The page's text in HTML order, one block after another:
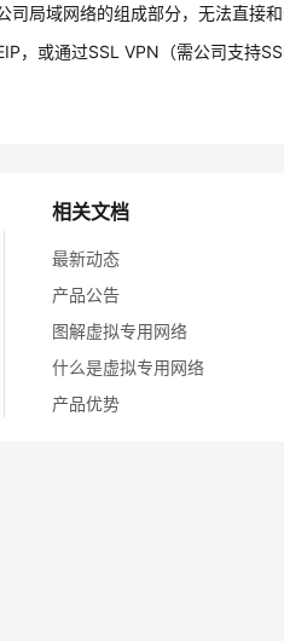
局域网络的组成部分，无法直接和
，或通过SSL VPN（需公司支持
相关文档
最新动态
产品公告
图解虚拟专用网络
什么是虚拟专用网络
产品优势